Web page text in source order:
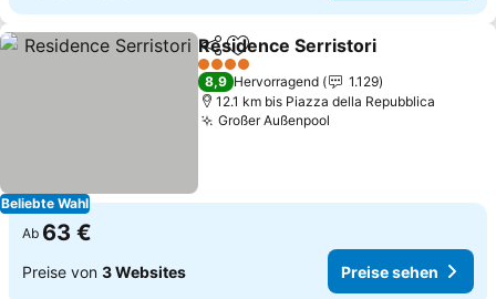
Beliebte Wahl
TeilenZu Favoriten hinzufügen
Residence Serristori
4 Sterne
8,9 Hervorragend
1.129
12.1 km bis Piazza della Repubblica
Großer Außenpool
Ab 63 €
Preise von 3 Websites Preise sehen